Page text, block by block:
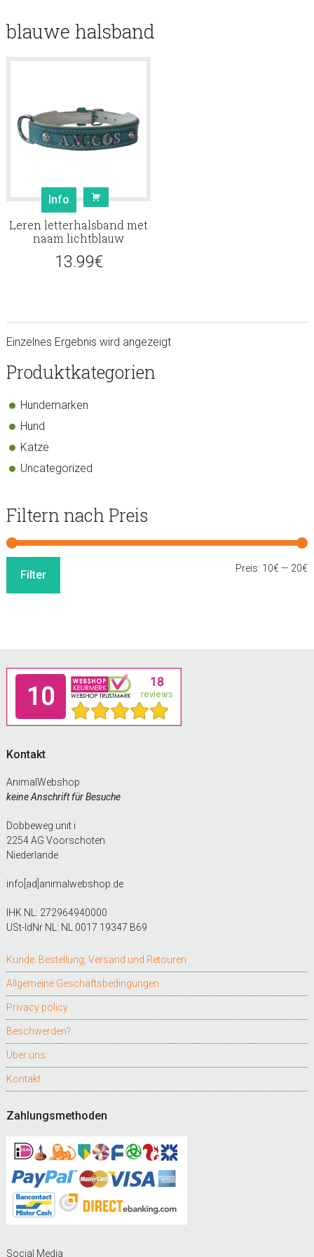
blauwe halsband
Info
Leren letterhalsband met
naam lichtblauw
13.99€
Einzelnes Ergebnis wird angezeigt
sidebar
Store
Produktkategorien
Hundemarken
Hund
Katze
Uncategorized
Filtern nach Preis
Filter Preis: 10€— 20€
Footer
Kontakt
AnimalWebshop
keine Anschrift für Besuche
Dobbeweg unit i
2254 AG Voorschoten
Niederlande
info[ad]animalwebshop.de
IHK NL: 272964940000
USt-IdNr NL: NL 0017 19347 B69
Kunde: Bestellung, Versand und Retouren
Allgemeine Geschäftsbedingungen
Privacy policy
Beschwerden?
Über uns
Kontakt
Zahlungsmethoden
Social Media